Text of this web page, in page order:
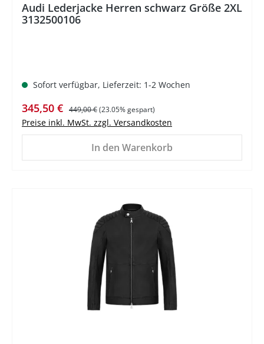
Audi Lederjacke Herren schwarz Größe 2XL
3132500106
Sofort verfügbar, Lieferzeit: 1-2 Wochen
Verkaufspreis:
345,50 € Regulärer Preis:
449,00 €(23.05% gespart)
Preise inkl. MwSt. zzgl. Versandkosten
In den Warenkorb